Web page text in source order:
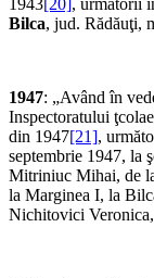
1943[20], următorii
Bilca, jud. Rădăuţi,
1947: „Având în
Inspectoratului
din 1947[21],
septembrie 1947, la
Mitriniuc Mihai, de
la Marginea I, la
Nichitovici